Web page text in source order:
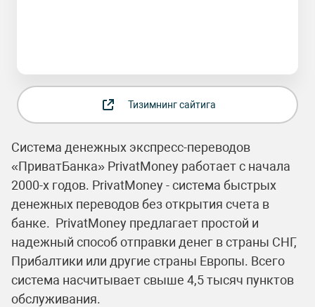
Тизимнинг сайтига
Система денежных экспресс-переводов
«ПриватБанка» PrivatMoney работает с начала
2000-х годов. PrivatMoney - система быстрых
денежных переводов без открытия счета в
банке. PrivatMoney предлагает простой и
надежный способ отправки денег в страны СНГ,
Прибалтики или другие страны Европы. Всего
система насчитывает свыше 4,5 тысяч пунктов
обслуживания.